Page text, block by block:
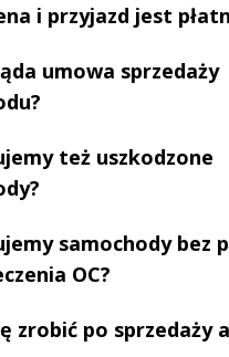
i przyjazd jest
umowa sprzedaży
też uszkodzone
samochody bez
OC?
zrobić po sprzedaży